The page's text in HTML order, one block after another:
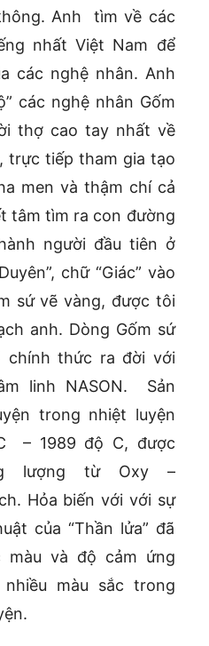
Anh tìm về các
nhất Việt Nam để
các nghệ nhân. Anh
các nghệ nhân Gốm
thợ cao tay nhất về
trực tiếp tham gia tạo
men và thậm chí cả
tâm tìm ra con đường
người đầu tiên ở
chữ “Giác” vào
sứ vẽ vàng, được tôi
anh. Dòng Gốm sứ
chính thức ra đời với
linh NASON. Sản
trong nhiệt luyện
– 1989 độ C, được
lượng từ Oxy –
Hỏa biến với với sự
của “Thần lửa” đã
màu và độ cảm ứng
màu sắc trong